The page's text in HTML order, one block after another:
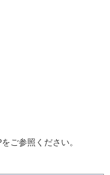
ご参照ください。